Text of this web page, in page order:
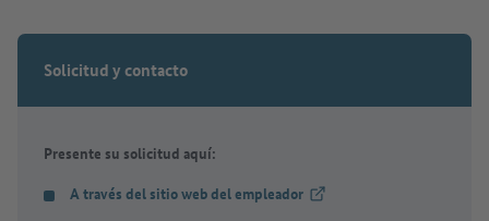
Solicitud y contacto
Presente su solicitud aquí:
A través del sitio web del empleador (Link externo)